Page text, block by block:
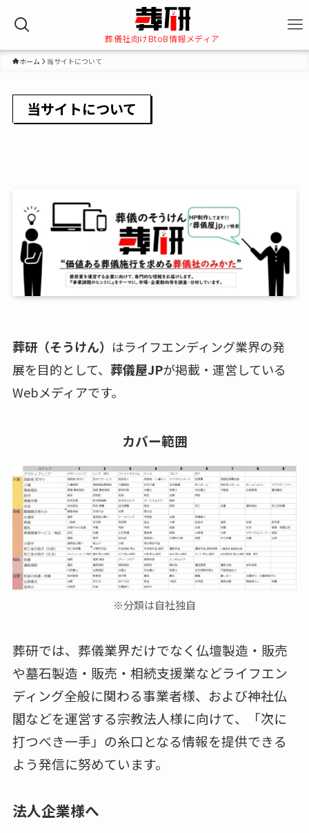
葬儀社向けBtoB情報メディア
ホーム 当サイトについて
当サイトについて
葬研（そうけん） はライフエンディング業界の発
展を目的として、 葬儀屋JPが掲載・運営している
Webメディアです。
カバー範囲
※分類は自社独自
葬研では、葬儀業界だけでなく仏壇製造・販売
や墓石製造・販売・相続支援業などライフエン
ディング全般に関わる事業者様、および神社仏
閣などを運営する宗教法人様に向けて、「次に
打つべき一手」の糸口となる情報を提供できる
よう発信に努めています。
法人企業様へ